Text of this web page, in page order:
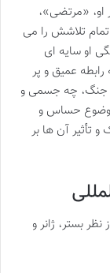
«مرتضی»،
تلاشش را می
او سایه ای
عمیق و پر
جنگ، چه جسمی و
موضوع حساس و
تأثیر آن ها بر
بستر، ژانر و